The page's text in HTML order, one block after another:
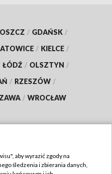
/ GDAŃSK /
/ KIELCE /
ŁÓDŹ / OLSZTYN /
/ RZESZÓW /
/ WROCŁAW
aby wyrazić zgody na
śledzenia i zbierania danych,